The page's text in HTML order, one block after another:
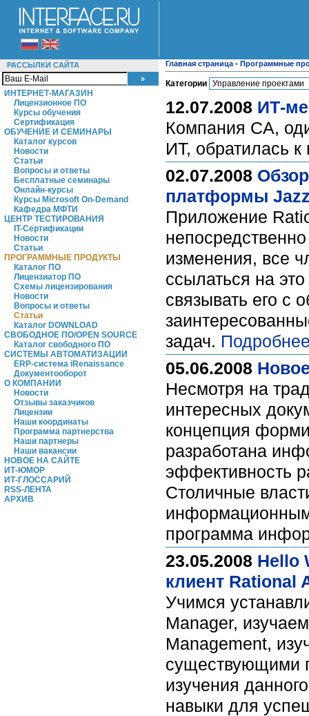
РАССЫЛКИ САЙТА
ИНТЕРНЕТ-МАГАЗИН
Лицензионное ПО
Курсы обучения
Сертификация
ОБУЧЕНИЕ И СЕМИНАРЫ
Каталог курсов
Новости
Статьи
Вопросы и ответы
Бесплатные семинары
Онлайн-курсы
Курсы Microsoft On-Demand
Кафедра МФТИ
ЦЕНТР ТЕСТИРОВАНИЯ
IT-Сертификации
Новости
Статьи
ПРОГРАММНЫЕ ПРОДУКТЫ
Каталог ПО
Лицензиатор ПО
Схемы лицензирования
Новости
Вопросы и ответы
Статьи
Каталог DOWNLOAD
СВОБОДНОЕ ПО/OPEN SOURCE
Каталог свободного ПО
СИСТЕМЫ АВТОМАТИЗАЦИИ
ERP-система iRenaissance
Документооборот
О КОМПАНИИ
Новости
Отзывы заказчиков
Лицензии
Наши координаты
Программа партнерства
Наши партнеры
Наши вакансии
НОВОЕ НА САЙТЕ
ИТ-ЮМОР
ИТ-ГЛОССАРИЙ
RSS-ЛЕНТА
АРХИВ
Главная страница - Программные
Категории
12.07.2008 ИТ-
Компания CA,
ИТ, обратилась
02.07.2008
платформы
Приложение
изменения, все
ссылаться на
связывать его с
задач.
05.06.2008
Несмотря на
интересных
концепция
разработана
эффективность
Столичные
программа
23.05.2008 Hello
клиент Rational
Учимся
Manager,
Management,
существующими
изучения
навыки для